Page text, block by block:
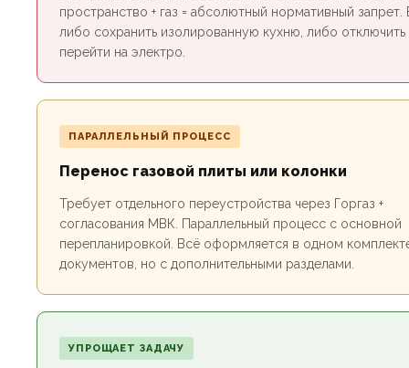
пространство + газ = абсолютный нормативный запрет.
либо сохранить изолированную кухню, либо отключить
перейти на электро.
ПАРАЛЛЕЛЬНЫЙ ПРОЦЕСС
Перенос газовой плиты или колонки
Требует отдельного переустройства через Горгаз +
согласования МВК. Параллельный процесс с основной
перепланировкой. Всё оформляется в одном
документов, но с дополнительными разделами.
УПРОЩАЕТ ЗАДАЧУ